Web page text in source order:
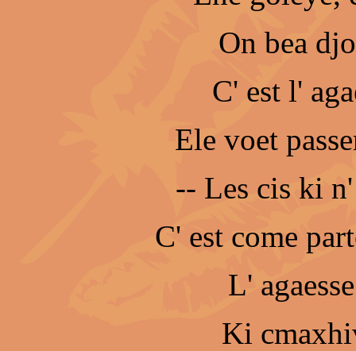
On bea
C' est l'
Ele voet
-- Les cis ki
C' est come
L'
Ki